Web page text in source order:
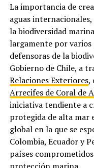
La importancia de
aguas
la biodiversidad
largamente por varios
defensoras de la
Gobierno de Chile, a
Relaciones Exteriores,
Arrecifes de Coral de
iniciativa tendiente a
protegida de alta mar
global en la que se
Colombia, Ecuador y
países